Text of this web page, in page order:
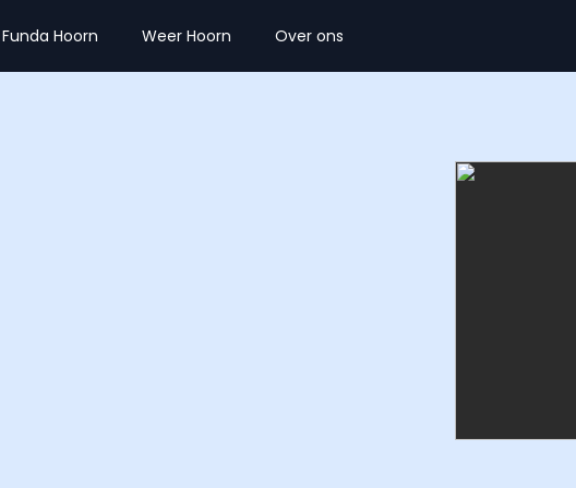
Funda Hoorn Weer Hoorn Over ons